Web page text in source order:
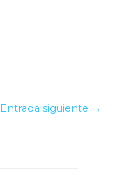
Entrada siguiente →